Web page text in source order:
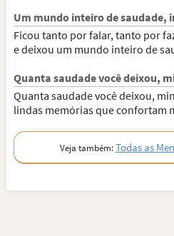
Um mundo inteiro de saudade,
Ficou tanto por falar, tanto por
e deixou um mundo inteiro de
Quanta saudade você deixou,
Quanta saudade você deixou,
lindas memórias que confortam
Veja também:Todas as